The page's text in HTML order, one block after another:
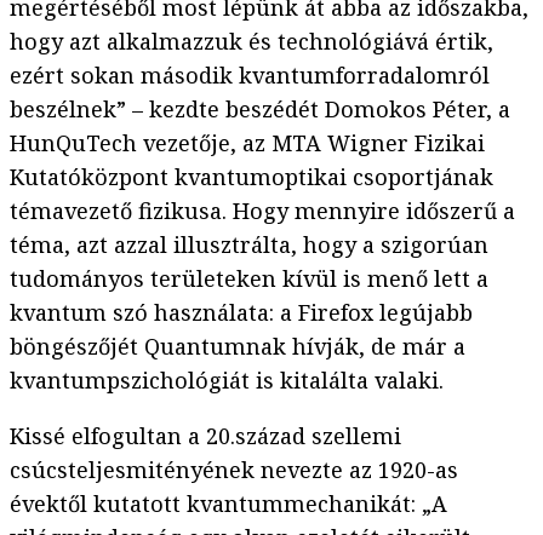
megértéséből most lépünk át abba az időszakba,
hogy azt alkalmazzuk és technológiává értik,
ezért sokan második kvantumforradalomról
beszélnek” – kezdte beszédét Domokos Péter, a
HunQuTech vezetője, az MTA Wigner Fizikai
Kutatóközpont kvantumoptikai csoportjának
témavezető fizikusa. Hogy mennyire időszerű a
téma, azt azzal illusztrálta, hogy a szigorúan
tudományos területeken kívül is menő lett a
kvantum szó használata: a Firefox legújabb
böngészőjét Quantumnak hívják, de már a
kvantumpszichológiát is kitalálta valaki.
Kissé elfogultan a 20.század szellemi
csúcsteljesmitényének nevezte az 1920-as
évektől kutatott kvantummechanikát: „A